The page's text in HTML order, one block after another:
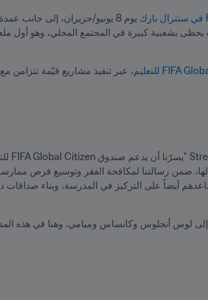
، عبر تنفيذ مشاريع قيّمة تتزامن مع